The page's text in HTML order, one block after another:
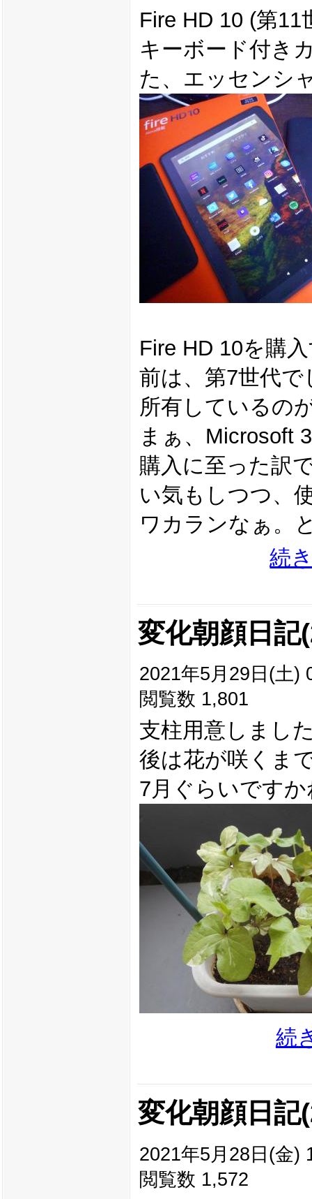
Fire HD 10 (第
キーボード付き
た、エッセンシ
Fire HD 10を購
前は、第7世代
所有しているの
まぁ、Microsoft
購入に至った訳
い気もしつつ、
ワカランなぁ。
続
変化朝顔日記
2021年5月29日(土)
閲覧数 1,801
支柱用意しまし
後は花が咲くま
7月ぐらいですか
続
変化朝顔日
2021年5月28日(金)
閲覧数 1,572